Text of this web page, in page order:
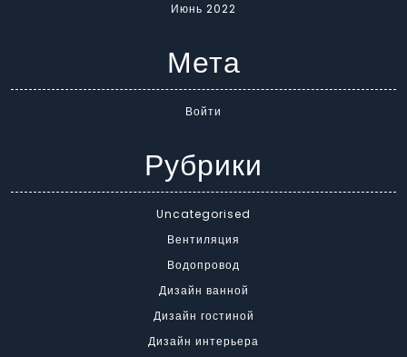
Июнь 2022
Мета
Войти
Рубрики
Uncategorised
Вентиляция
Водопровод
Дизайн ванной
Дизайн гостиной
Дизайн интерьера